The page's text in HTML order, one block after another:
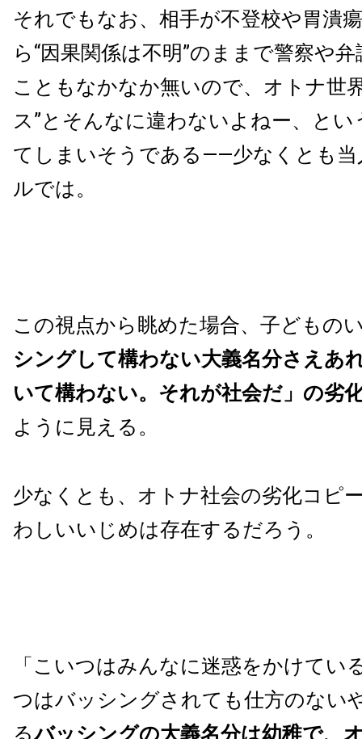
それでもなお、相手が不登校や胃潰
ら“因果関係は不明”のままで警察や
こともなかなか無いので、オトナ世
ス”とそんなに違わないよねー、と
てしまいそうである――少なくとも当
ルでは。
この視点から眺めた場合、子どもの
シングして構わない大義名分さえあ
いて構わない。それが社会だ」の劣
ように見える。
少なくとも、オトナ社会の劣化コピ
わしいいじめは存在するだろう。
「こいつはみんなに迷惑をかけてい
つはバッシングされても仕方のない
るバッシングの大義名分は幼稚で、